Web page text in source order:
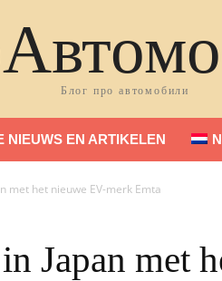
Блог про автомобили
NIEUWS EN ARTIKELEN
met het nieuwe EV-merk Emta
Japan met